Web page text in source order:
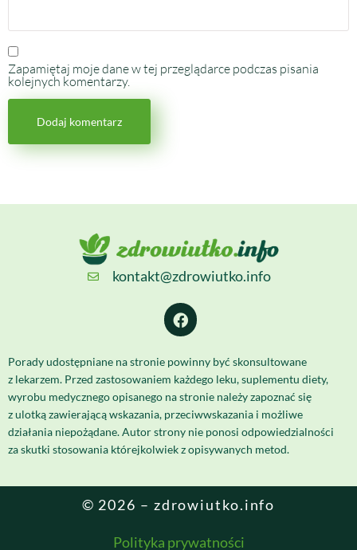
Zapamiętaj moje dane w tej przeglądarce podczas pisania
kolejnych komentarzy.
kontakt@zdrowiutko.info
Porady udostępniane na stronie powinny być skonsultowane
z lekarzem. Przed zastosowaniem każdego leku, suplementu diety,
wyrobu medycznego opisanego na stronie należy zapoznać się
z ulotką zawierającą wskazania, przeciwwskazania i możliwe
działania niepożądane. Autor strony nie ponosi odpowiedzialności
za skutki stosowania którejkolwiek z opisywanych metod.
© 2026 – zdrowiutko.info
Polityka prywatności